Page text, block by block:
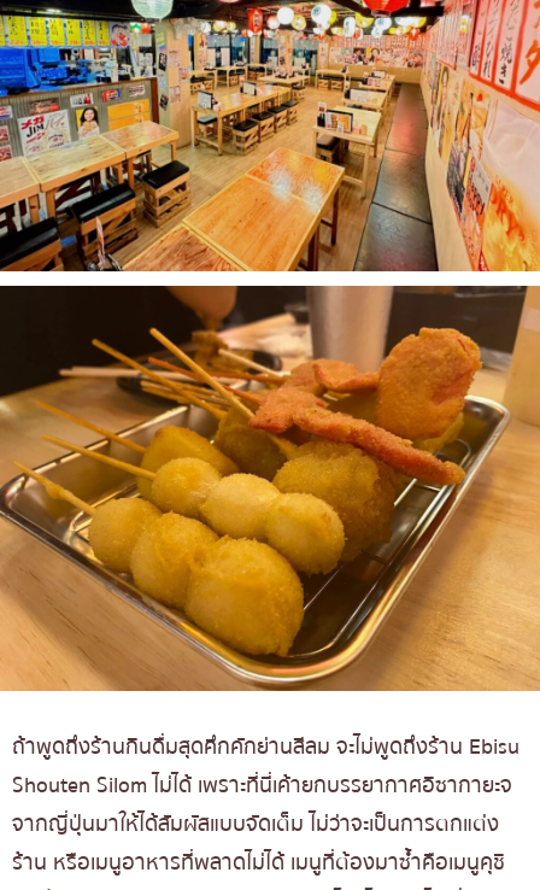
ถ้าพูดถึงร้านกินดื่มสุดคึกคักย่านสีลม จะไม่พูดถึงร้าน Ebisu
Shouten Silom ไม่ได้ เพราะที่นี่เค้ายกบรรยากาศอิซากายะจ
จากญี่ปุ่นมาให้ได้สัมผัสแบบจัดเต็ม ไม่ว่าจะเป็นการตกแต่ง
ร้าน หรือเมนูอาหารที่พลาดไม่ได้ เมนูที่ต้องมาซ้ำคือเมนูคุชิ